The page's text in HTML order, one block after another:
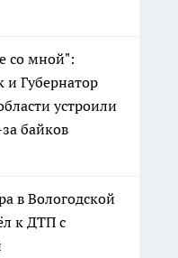
со мной":
и Губернатор
устроили
байков
в Вологодской
к ДТП с